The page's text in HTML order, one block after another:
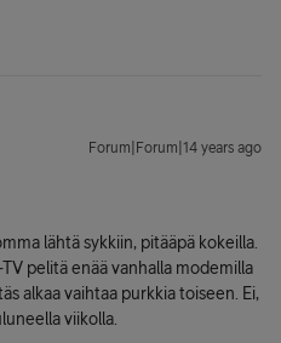
Forum|Forum|14 years ago
lähtä sykkiin, pitääpä kokeilla.
pelitä enää vanhalla modemilla
alkaa vaihtaa purkkia toiseen. Ei,
viikolla.